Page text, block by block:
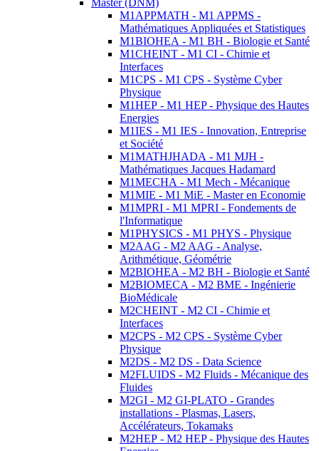
Master (DNM)
M1APPMATH - M1 APPMS -
Mathématiques Appliquées et Statistiques
M1BIOHEA - M1 BH - Biologie et Santé
M1CHEINT - M1 CI - Chimie et
Interfaces
M1CPS - M1 CPS - Système Cyber
Physique
M1HEP - M1 HEP - Physique des Hautes
Energies
M1IES - M1 IES - Innovation, Entreprise
et Société
M1MATHJHADA - M1 MJH -
Mathématiques Jacques Hadamard
M1MECHA - M1 Mech - Mécanique
M1MIE - M1 MiE - Master en Economie
M1MPRI - M1 MPRI - Fondements de
l'Informatique
M1PHYSICS - M1 PHYS - Physique
M2AAG - M2 AAG - Analyse,
Arithmétique, Géométrie
M2BIOHEA - M2 BH - Biologie et Santé
M2BIOMECA - M2 BME - Ingénierie
BioMédicale
M2CHEINT - M2 CI - Chimie et
Interfaces
M2CPS - M2 CPS - Système Cyber
Physique
M2DS - M2 DS - Data Science
M2FLUIDS - M2 Fluids - Mécanique des
Fluides
M2GI - M2 GI-PLATO - Grandes
installations - Plasmas, Lasers,
Accélérateurs, Tokamaks
M2HEP - M2 HEP - Physique des Hautes